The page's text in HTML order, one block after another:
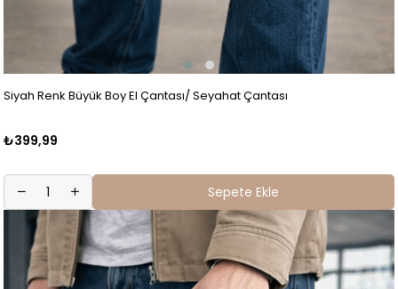
Siyah Renk Büyük Boy El Çantası/ Seyahat Çantası
₺399,99
Sepete Ekle